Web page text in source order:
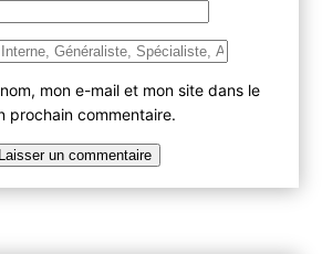
mon e-mail et mon site dans le
prochain commentaire.